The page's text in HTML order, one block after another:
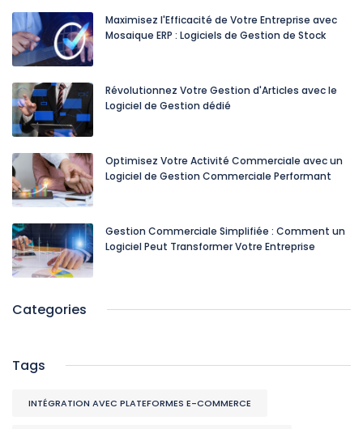
Maximisez l'Efficacité de Votre Entreprise avec
Mosaique ERP : Logiciels de Gestion de Stock
Révolutionnez Votre Gestion d'Articles avec le
Logiciel de Gestion dédié
Optimisez Votre Activité Commerciale avec un
Logiciel de Gestion Commerciale Performant
Gestion Commerciale Simplifiée : Comment un
Logiciel Peut Transformer Votre Entreprise
Categories
Tags
INTÉGRATION AVEC PLATEFORMES E-COMMERCE